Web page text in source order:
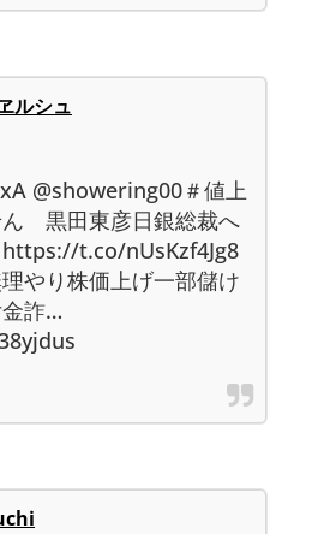
ルシュ
@showering00＃値上
ん 黒田東彦日銀総裁へ
t.co/nUsKzf4Jg8
やり株価上げ一部儲け
詐…